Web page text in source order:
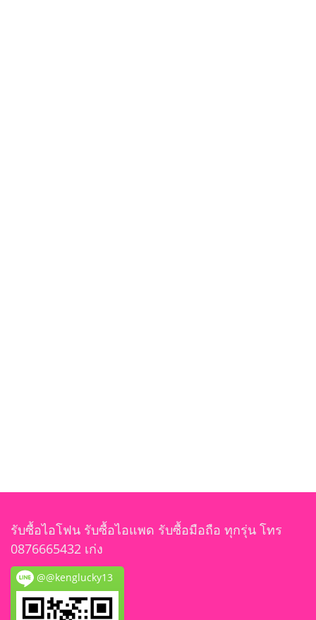
รับซื้อไอโฟน รับซื้อไอแพด รับซื้อมือถือ ทุกรุ่น โทร
0876665432 เก่ง
@@kenglucky13